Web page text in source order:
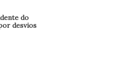
do
desvios